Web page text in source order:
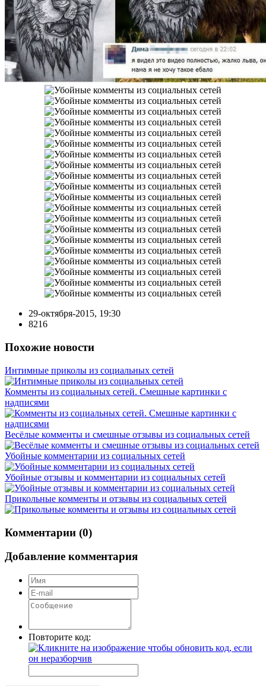
29-октября-2015, 19:30
8216
Похожие новости
Интимные приколы из социальных сетей
Комменты из социальных сетей. Смешные картинки с
надписями
Весёлые комменты и смешные отзывы из социальных сетей
Убойные комментарии из социальных сетей
Убойные отзывы и комментарии из социальных сетей
Прикольные комменты и отзывы из социальных сетей
Комментарии (0)
Добавление комментария
Повторите код: